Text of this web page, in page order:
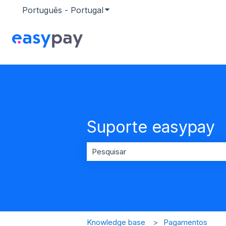
Português - PortugalMostrar submenu para
Suporte easypay
Knowledge base Pagamentos